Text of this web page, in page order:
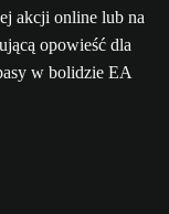
akcji online lub na
opowieść dla
w bolidzie EA